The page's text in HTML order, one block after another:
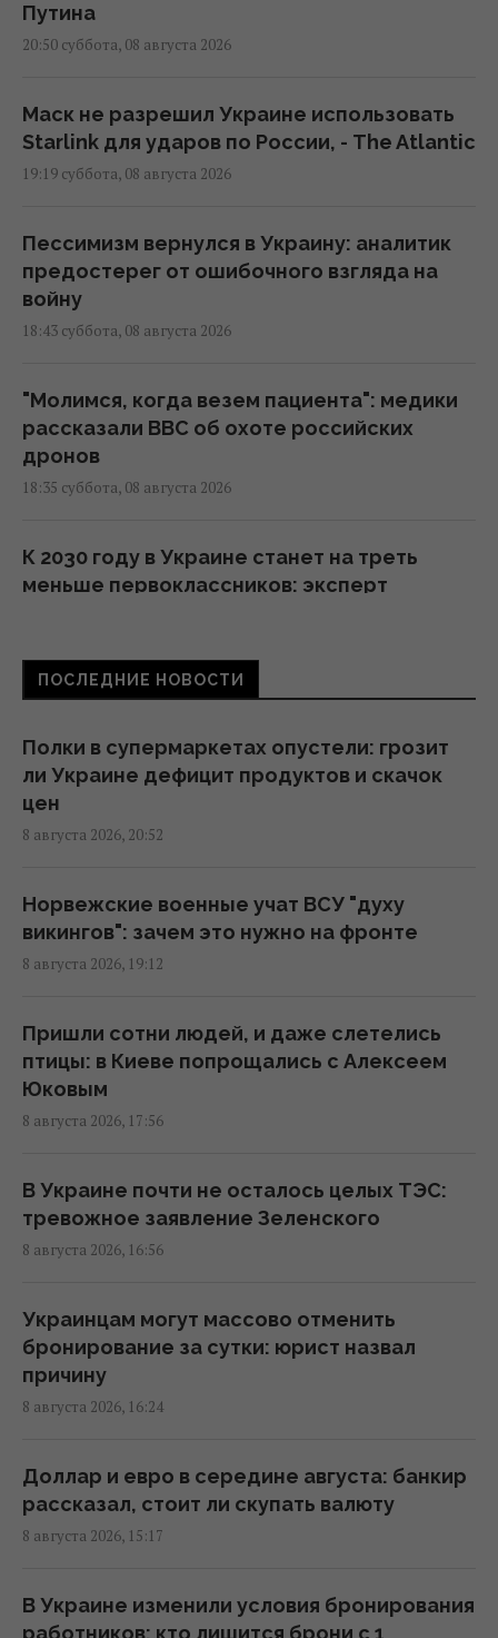
Путина
20:50 суббота, 08 августа 2026
Маск не разрешил Украине использовать
Starlink для ударов по России, - The Atlantic
19:19 суббота, 08 августа 2026
Пессимизм вернулся в Украину: аналитик
предостерег от ошибочного взгляда на
войну
18:43 суббота, 08 августа 2026
"Молимся, когда везем пациента": медики
рассказали BBC об охоте российских
дронов
18:35 суббота, 08 августа 2026
К 2030 году в Украине станет на треть
меньше первоклассников: эксперт
энергетике Киева до 24 августа, -
мониторы
16:43 суббота, 08 августа 2026
начать "свободную охоту" на
автотранспорт, – ОВА
16:09 суббота, 08 августа 2026
Украина должна уничтожать пусковые и
производство ракет: эксперт сказал, что
для этого нужно
16:03 суббота, 08 августа 2026
Зеленский: Украинская оборонка может
удвоить объемы производства, но есть
условие
Избрание судей МУС: что случилось с
кандидатом от Украины
15:04 суббота, 08 августа 2026
Россия уничтожает украинское сельское
хозяйство и саму природу Украины, –
Forbes
Вучич заявил, что не видит путей для
ПОСЛЕДНИЕ НОВОСТИ
Полки в супермаркетах опустели: грозит
ли Украине дефицит продуктов и скачок
цен
8 августа 2026, 20:52
Норвежские военные учат ВСУ "духу
викингов": зачем это нужно на фронте
8 августа 2026, 19:12
Пришли сотни людей, и даже слетелись
птицы: в Киеве попрощались с Алексеем
Юковым
8 августа 2026, 17:56
В Украине почти не осталось целых ТЭС:
тревожное заявление Зеленского
8 августа 2026, 16:56
Украинцам могут массово отменить
бронирование за сутки: юрист назвал
причину
8 августа 2026, 16:24
Доллар и евро в середине августа: банкир
рассказал, стоит ли скупать валюту
8 августа 2026, 15:17
В Украине изменили условия бронирования
работников: кто лишится брони с 1